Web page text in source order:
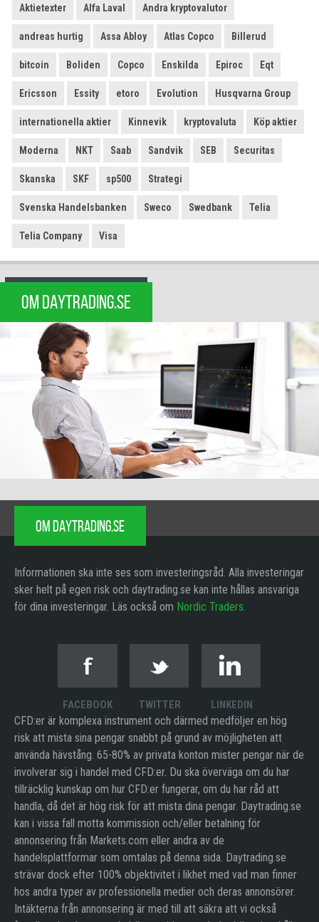
Aktietexter Alfa Laval Andra kryptovalutor
andreas hurtig Assa Abloy Atlas Copco Billerud
bitcoin Boliden Copco Enskilda Epiroc Eqt
Ericsson Essity etoro Evolution Husqvarna Group
internationella aktier Kinnevik kryptovaluta Köp aktier
Moderna NKT Saab Sandvik SEB Securitas
Skanska SKF sp500 Strategi
Svenska Handelsbanken Sweco Swedbank Telia
Telia Company Visa
OM DAYTRADING.SE
OM DAYTRADING.SE
Informationen ska inte ses som investeringsråd. Alla investeringar
sker helt på egen risk och daytrading.se kan inte hållas ansvariga
för dina investeringar. Läs också om Nordic Traders.
FACEBOOK TWITTER LINKEDIN
CFD:er är komplexa instrument och därmed medföljer en hög
risk att mista sina pengar snabbt på grund av möjligheten att
använda hävstång. 65-80% av privata konton mister pengar när de
involverar sig i handel med CFD:er. Du ska överväga om du har
tillräcklig kunskap om hur CFD:er fungerar, om du har råd att
handla, då det är hög risk för att mista dina pengar. Daytrading.se
kan i vissa fall motta kommission och/eller betalning för
annonsering från Markets.com eller andra av de
handelsplattformar som omtalas på denna sida. Daytrading.se
strävar dock efter 100% objektivitet i likhet med vad man finner
hos andra typer av professionella medier och deras annonsörer.
Intäkterna från annonsering är med till att säkra att vi också